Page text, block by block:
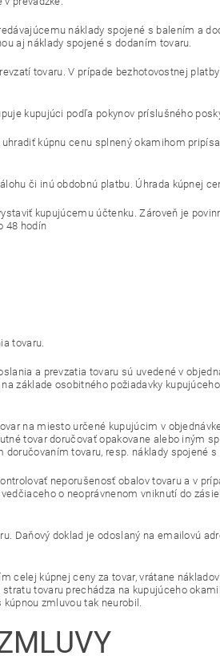
náklady spojené s balením a
aj náklady spojené s dodaním tovaru.
tovaru. V prípade bezhotovostnej
kupujúci podľa pokynov príslušného
kúpnu cenu splnený okamihom
či inú obdobnú platbu. Úhrada kúpnej
kupujúcemu účtenku. Zároveň je
48 hodín
tovaru.
a prevzatia tovaru sú uvedené v
základe osobitného požiadavky
na miesto určené kupujúcim v
tovar doručovať opakovane alebo iným
tovaru, resp. náklady spojené
neporušenosť obalov tovaru a v
o neoprávnenom vniknutí do
Daňový doklad je odoslaný na emailovú
celej kúpnej ceny za tovar, vrátane
tovaru prechádza na kupujúceho
zmluvou tak neurobil.